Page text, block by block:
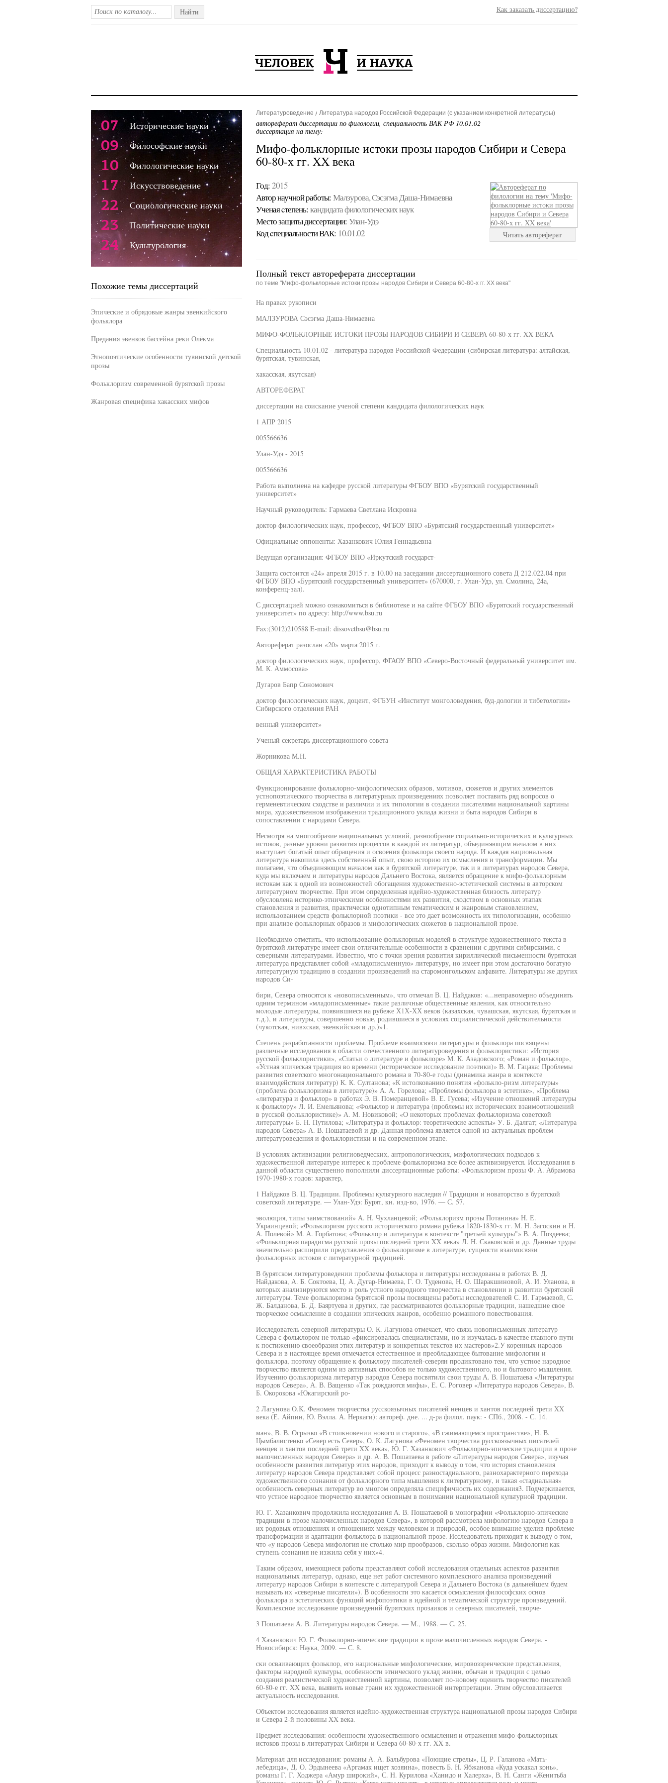
Найти Как заказать диссертацию?
Литературоведение Литература народов Российской Федерации (с указанием конкретной литературы)
автореферат диссертации по филологии, специальность ВАК РФ 10.01.02
диссертация на тему:
Мифо-фольклорные истоки прозы народов Сибири и Севера
60-80-х гг. XX века
Год: 2015
Автор научной работы: Малзурова, Сэсэгма Даша-Нимаевна
Ученая cтепень: кандидата филологических наук
Место защиты диссертации: Улан-Удэ
Код cпециальности ВАК: 10.01.02 Читать автореферат
Полный текст автореферата диссертации
по теме "Мифо-фольклорные истоки прозы народов Сибири и Севера 60-80-х гг. XX века"
На правах рукописи
МАЛЗУРОВА Сэсэгма Даша-Нимаевна
МИФО-ФОЛЬКЛОРНЫЕ ИСТОКИ ПРОЗЫ НАРОДОВ СИБИРИ И СЕВЕРА 60-80-х гг. XX ВЕКА
Специальность 10.01.02 - литература народов Российской Федерации (сибирская литература: алтайская,
бурятская, тувинская,
хакасская, якутская)
АВТОРЕФЕРАТ
диссертации на соискание ученой степени кандидата филологических наук
1 АПР 2015
005566636
Улан-Удэ - 2015
005566636
Работа выполнена на кафедре русской литературы ФГБОУ ВПО «Бурятский государственный
университет»
Научный руководитель: Гармаева Светлана Искровна
доктор филологических наук, профессор, ФГБОУ ВПО «Бурятский государственный университет»
Официальные оппоненты: Хазанкович Юлия Геннадьевна
Ведущая организация: ФГБОУ ВПО «Иркутский государст-
Защита состоится «24» апреля 2015 г. в 10.00 на заседании диссертационного совета Д 212.022.04 при
ФГБОУ ВПО «Бурятский государственный университет» (670000, г. Улан-Удэ, ул. Смолина, 24а,
конференц-зал).
С диссертацией можно ознакомиться в библиотеке и на сайте ФГБОУ ВПО «Бурятский государственный
университет» по адресу: http://www.bsu.ru
Fax:(3012)210588 E-mail: dissovetbsu@bsu.ru
Автореферат разослан «20» марта 2015 г.
доктор филологических наук, профессор, ФГАОУ ВПО «Северо-Восточный федеральный университет им.
М. К. Аммосова»
Дугаров Бапр Сономович
доктор филологических наук, доцент, ФГБУН «Институт монголоведения, буд-дологии и тибетологии»
Сибирского отделения РАН
венный университет»
Ученый секретарь диссертационного совета
Жорникова М.Н.
ОБЩАЯ ХАРАКТЕРИСТИКА РАБОТЫ
Функционирование фольклорно-мифологических образов, мотивов, сюжетов и других элементов
устнопоэтического творчества в литературных произведениях позволяет поставить ряд вопросов о
герменевтическом сходстве и различии и их типологии в создании писателями национальной картины
мира, художественном изображении традиционного уклада жизни и быта народов Сибири в
сопоставлении с народами Севера.
Несмотря на многообразие национальных условий, разнообразие социально-исторических и культурных
истоков, разные уровни развития процессов в каждой из литератур, объединяющим началом в них
выступает богатый опыт обращения и освоения фольклора своего народа. И каждая национальная
литература накопила здесь собственный опыт, свою историю их осмысления и трансформации. Мы
полагаем, что объединяющим началом как в бурятской литературе, так и в литературах народов Севера,
куда мы включаем и литературы народов Дальнего Востока, является обращение к мифо-фольклорным
истокам как к одной из возможностей обогащения художественно-эстетической системы в авторском
литературном творчестве. При этом определенная идейно-художественная близость литератур
обусловлена историко-этническими особенностями их развития, сходством в основных этапах
становления и развития, практически однотипным тематическим и жанровым становлением,
использованием средств фольклорной поэтики - все это дает возможность их типологизации, особенно
при анализе фольклорных образов и мифологических сюжетов в национальной прозе.
Необходимо отметить, что использование фольклорных моделей в структуре художественного текста в
бурятской литературе имеет свои отличительные особенности в сравнении с другими сибирскими, с
северными литературами. Известно, что с точки зрения развития кириллической письменности бурятская
литература представляет собой «младописьменную» литературу, но имеет при этом достаточно богатую
литературную традицию в создании произведений на старомонгольском алфавите. Литературы же других
народов Си-
бири, Севера относятся к «новописьменным», что отмечал В. Ц. Найдаков: «...неправомерно объединять
одним термином «младописьменные» такие различные общественные явления, как относительно
молодые литературы, появившиеся на рубеже Х1Х-ХХ веков (казахская, чувашская, якутская, бурятская и
т.д.), и литературы, совершенно новые, родившиеся в условиях социалистической действительности
(чукотская, нивхская, эвенкийская и др.)»1.
Степень разработанности проблемы. Проблеме взаимосвязи литературы и фольклора посвящены
различные исследования в области отечественного литературоведения и фольклористики: «История
русской фольклористики», «Статьи о литературе и фольклоре» М. К. Азадовского; «Роман и фольклор»,
«Устная эпическая традиция во времени (историческое исследование поэтики)» В. М. Гацака; Проблемы
развития советского многонационального романа в 70-80-е годы (динамика жанра в контексте
взаимодействия литератур) К. К. Султанова; «К истолкованию понятия «фолькло-ризм литературы»
(проблема фольклоризма в литературе)» А. А. Горелова; «Проблемы фольклора в эстетике», «Проблема
«литература и фольклор» в работах Э. В. Померанцевой» В. Е. Гусева; «Изучение отношений литературы
к фольклору» Л. И. Емельянова; «Фольклор и литература (проблемы их исторических взаимоотношений
в русской фольклористике)» А. М. Новиковой; «О некоторых проблемах фольклоризма советской
литературы» Б. Н. Путилова; «Литература и фольклор: теоретические аспекты» У. Б. Далгат; «Литература
народов Севера» А. В. Пошатаевой и др. Данная проблема является одной из актуальных проблем
литературоведения и фольклористики и на современном этапе.
В условиях активизации религиоведческих, антропологических, мифологических подходов к
художественной литературе интерес к проблеме фольклоризма все более активизируется. Исследования в
данной области существенно пополнили диссертационные работы: «Фольклоризм прозы Ф. А. Абрамова
1970-1980-х годов: характер,
1 Найдаков В. Ц. Традиции. Проблемы культурного наследия // Традиции и новаторство в бурятской
советской литературе. — Улан-Удэ: Бурят, кн. изд-во, 1976. — С. 57.
эволюция, типы заимствований» А. Н. Чухланцевой; «Фольклоризм прозы Потанина» Н. Е.
Украинцевой; «Фольклоризм русского исторического романа рубежа 1820-1830-х гг. М. Н. Загоскин и Н.
А. Полевой» М. А. Горбатова; «Фольклор и литература в контексте "третьей культуры"» В. А. Поздеева;
«Фольклорная парадигма русской прозы последней трети XX века» Л. Н. Скаковской и др. Данные труды
значительно расширили представления о фольклоризме в литературе, сущности взаимосвязи
фольклорных истоков с литературной традицией.
В бурятском литературоведении проблемы фольклора и литературы исследованы в работах В. Д.
Найдакова, А. Б. Соктоева, Ц. А. Дугар-Нимаева, Г. О. Туденова, Н. О. Шаракшиновой, А. И. Уланова, в
которых анализируются место и роль устного народного творчества в становлении и развитии бурятской
литературы. Теме фольклоризма бурятской прозы посвящены работы исследователей С. И. Гармаевой, С.
Ж. Балданова, Б. Д. Баяртуева и других, где рассматриваются фольклорные традиции, нашедшие свое
творческое осмысление в создании эпических жанров, особенно романного повествования.
Исследователь северной литературы О. К. Лагунова отмечает, что связь новописьменных литератур
Севера с фольклором не только «фиксировалась специалистами, но и изучалась в качестве главного пути
к постижению своеобразия этих литератур и конкретных текстов их мастеров»2.У коренных народов
Севера и в настоящее время отмечается естественное и преобладающее бытование мифологии и
фольклора, поэтому обращение к фольклору писателей-северян продиктовано тем, что устное народное
творчество является одним из активных способов не только художественного, но и бытового мышления.
Изучению фольклоризма литератур народов Севера посвятили свои труды А. В. Пошатаева «Литературы
народов Севера», А. В. Ващенко «Так рождаются мифы», Е. С. Роговер «Литература народов Севера», В.
Б. Окорокова «Юкагирский ро-
2 Лагунова O.K. Феномен творчества русскоязычных писателей ненцев и хантов последней трети XX
века (Е. Айпин, Ю. Вэлла. А. Неркаги): автореф. дне. ... д-ра филол. паук: - СПб., 2008. - С. 14.
ман», В. В. Огрызко «В столкновении нового и старого», «В сжимающемся пространстве», Н. В.
Цымбалистенко «Север есть Север», О. К. Лагунова «Феномен творчества русскоязычных писателей
ненцев и хантов последней трети XX века», Ю. Г. Хазанкович «Фольклорно-эпические традиции в прозе
малочисленных народов Севера» и др. А. В. Пошатаева в работе «Литературы народов Севера», изучая
особенности развития литератур этих народов, приходит к выводу о том, что история становления
литератур народов Севера представляет собой процесс разностадиального, разнохарактерного перехода
художественного сознания от фольклорного типа мышления к литературному, и такая «стадиальная»
особенность северных литератур во многом определяла специфичность их содержания3. Подчеркивается,
что устное народное творчество является основным в понимании национальной культурной традиции.
Ю. Г. Хазанкович продолжила исследования А. В. Пошатаевой в монографии «Фольклорно-эпические
традиции в прозе малочисленных народов Севера», в которой рассмотрела мифологию народов Севера в
их родовых отношениях и отношениях между человеком и природой, особое внимание уделив проблеме
трансформации и адаптации фольклора в национальной прозе. Исследователь приходит к выводу о том,
что «у народов Севера мифология не столько мир прообразов, сколько образ жизни. Мифология как
ступень сознания не изжила себя у них»4.
Таким образом, имеющиеся работы представляют собой исследования отдельных аспектов развития
национальных литератур, однако, еще нет работ системного комплексного анализа произведений
литератур народов Сибири в контексте с литературой Севера и Дальнего Востока (в дальнейшем будем
называть их «северные писатели»). В особенности это касается осмысления философских основ
фольклора и эстетических функций мифопоэтики в идейной и тематической структуре произведений.
Комплексное исследование произведений бурятских прозаиков и северных писателей, творче-
3 Пошатаева А. В. Литературы народов Севера. — М., 1988. — С. 25.
4 Хазанкович Ю. Г. Фольклорно-эпические традиции в прозе малочисленных народов Севера. -
Новосибирск: Наука, 2009. — С. 8.
ски осваивающих фольклор, его национальные мифологические, мировоззренческие представления,
факторы народной культуры, особенности этнического уклад жизни, обычаи и традиции с целью
создания реалистической художественной картины, позволяет по-новому оценить творчество писателей
60-80-е гг. XX века, выявить новые грани их художественной интерпретации. Этим обусловливается
актуальность исследования.
Объектом исследования является идейно-художественная структура национальной прозы народов Сибири
и Севера 2-й половины XX века.
Предмет исследования: особенности художественного осмысления и отражения мифо-фольклорных
истоков прозы в литературах Сибири и Севера 60-80-х гг. XX в.
Материал для исследования: романы А. А. Бальбурова «Поющие стрелы», Ц. Р. Галанова «Мать-
лебедица», Д. О. Эрдынеева «Аргамак ищет хозяина», повесть Б. Н. Ябжанова «Куда ускакал конь»,
романы Г. Г. Ходжера «Амур широкий», С. Н. Курилова «Ханидо и Халерха», В. Н. Санги «Женитьба
07 Исторические науки
09 Философские науки
10 Филологические науки
17 Искусствоведение
22 Социологические науки
23 Политические науки
24 Культурология
Похожие темы диссертаций
Эпические и обрядовые жанры эвенкийского
фольклора
Предания эвенков бассейна реки Олёкма
Этнопоэтические особенности тувинской детской
прозы
Фольклоризм современной бурятской прозы
Жанровая специфика хакасских мифов